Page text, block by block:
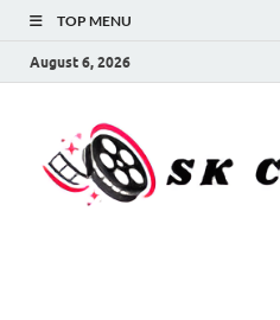
TOP MENU
August 6, 2026